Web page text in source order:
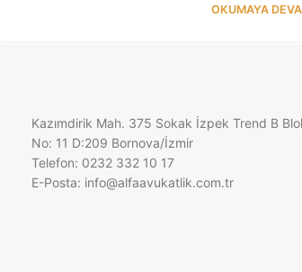
OKUMAYA
Kazımdirik Mah. 375 Sokak İzpek Trend B
No: 11 D:209 Bornova/İzmir
Telefon: 0232 332 10 17
E-Posta: info@alfaavukatlik.com.tr